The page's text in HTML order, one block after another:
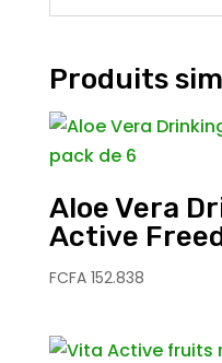
Produits
Aloe Vera
Active
FCFA152.838